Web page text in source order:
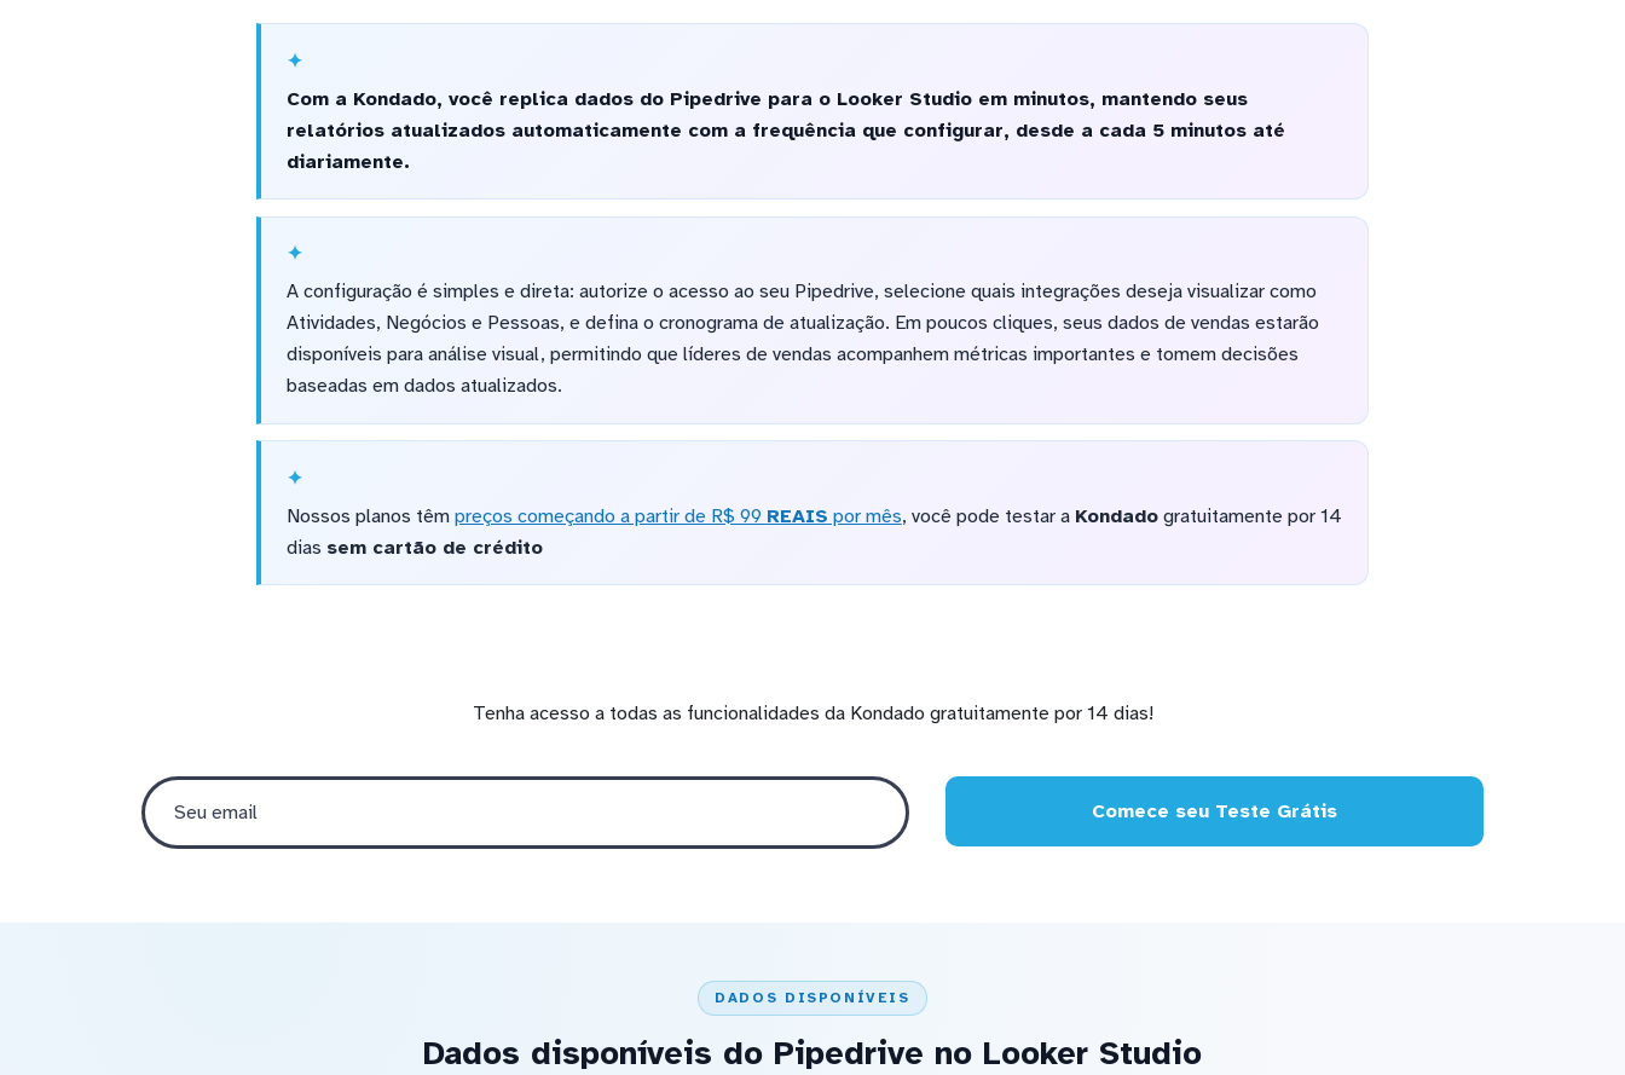
Com a Kondado, você replica dados do Pipedrive para o Looker Studio em minutos, mantendo seus
relatórios atualizados automaticamente com a frequência que configurar, desde a cada 5 minutos até
diariamente.
A configuração é simples e direta: autorize o acesso ao seu Pipedrive, selecione quais integrações deseja visualizar como
Atividades, Negócios e Pessoas, e defina o cronograma de atualização. Em poucos cliques, seus dados de vendas estarão
disponíveis para análise visual, permitindo que líderes de vendas acompanhem métricas importantes e tomem decisões
baseadas em dados atualizados.
Nossos planos têm preços começando a partir de R$ 99 REAIS por mês, você pode testar a Kondadogratuitamente por 14
dias sem cartão de crédito
Tenha acesso a todas as funcionalidades da Kondado gratuitamente por 14 dias!
Comece seu Teste Grátis
DADOS DISPONÍVEIS
Dados disponíveis do Pipedrive no Looker Studio